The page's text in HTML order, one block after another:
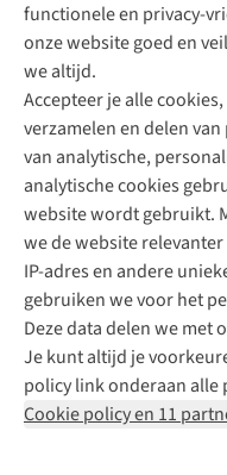
functionele en privacy-
onze website goed en
we altijd.
Accepteer je alle
verzamelen en delen
van analytische,
analytische cookies
website wordt gebruikt.
we de website
IP-adres en andere
gebruiken we voor het
Deze data delen we met
Je kunt altijd je
policy link onderaan alle
Cookie policy en 11
Direct advies van
+31 (0)85 888 50 88
+31 6 12 28 49 80
Contactformulier